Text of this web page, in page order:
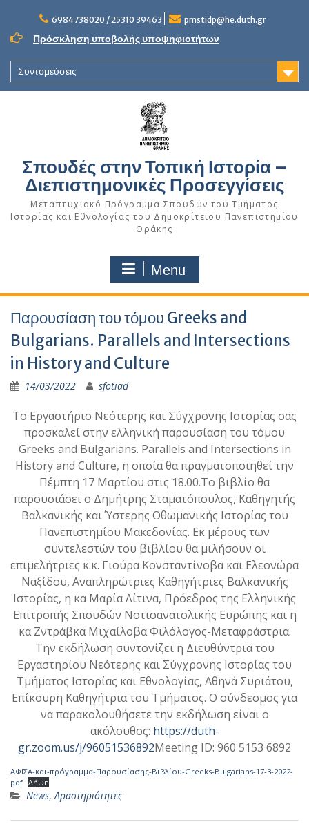
content
6984738020 / 25310 39463 pmstidp@he.duth.gr
Πρόσκληση υποβολής υποψηφιοτήτων
Συντομεύσεις
Σπουδές στην Τοπική Ιστορία –
Διεπιστημονικές Προσεγγίσεις
Μεταπτυχιακό Πρόγραμμα Σπουδών του Τμήματος
Ιστορίας και Εθνολογίας του Δημοκρίτειου Πανεπιστημίου
Θράκης
Menu
Παρουσίαση του τόμου Greeks and
Bulgarians. Parallels and Intersections
in History and Culture
14/03/2022 sfotiad
Το Εργαστήριο Νεότερης και Σύγχρονης Ιστορίας σας
προσκαλεί στην ελληνική παρουσίαση του τόμου
Greeks and Bulgarians. Parallels and Intersections in
History and Culture, η οποία θα πραγματοποιηθεί την
Πέμπτη 17 Μαρτίου στις 18.00.Το βιβλίο θα
παρουσιάσει ο Δημήτρης Σταματόπουλος, Καθηγητής
Βαλκανικής και Ύστερης Οθωμανικής Ιστορίας του
Πανεπιστημίου Μακεδονίας. Εκ μέρους των
συντελεστών του βιβλίου θα μιλήσουν οι
επιμελήτριες κ.κ. Γιούρα Κονσταντίνοβα και Ελεονώρα
Ναξίδου, Αναπληρώτριες Καθηγήτριες Βαλκανικής
Ιστορίας, η κα Μαρία Λίτινα, Πρόεδρος της Ελληνικής
Επιτροπής Σπουδών Νοτιοανατολικής Ευρώπης και η
κα Ζντράβκα Μιχαίλοβα Φιλόλογος-Μεταφράστρια.
Την εκδήλωση συντονίζει η Διευθύντρια του
Εργαστηρίου Νεότερης και Σύγχρονης Ιστορίας του
Τμήματος Ιστορίας και Εθνολογίας, Αθηνά Συριάτου,
Επίκουρη Καθηγήτρια του Τμήματος. Ο σύνδεσμος για
να παρακολουθήσετε την εκδήλωση είναι ο
ακόλουθος: https://duth-
gr.zoom.us/j/96051536892Meeting ID: 960 5153 6892
ΑΦΙΣΑ-και-πρόγραμμα-Παρουσίασης-Βιβλίου-Greeks-Bulgarians-17-3-2022-
pdf Λήψη
News,Δραστηριότητες